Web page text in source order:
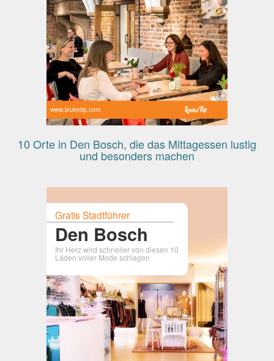
www.leuketip.com
10 Orte in Den Bosch, die das Mittagessen lustig
und besonders machen
Gratis Stadtführer
Den Bosch
Ihr Herz wird schneller von diesen 10
Läden voller Mode schlagen